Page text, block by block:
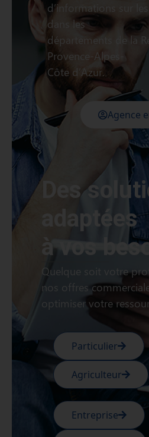
d’informations sur les
dans les
départements de la
Provence-Alpes-
Côte d’Azur.
Agence
Des
adaptées
à vos
Quelque soit votre
nos offres
optimiser votre
Particulier
Agriculteur
Entreprise